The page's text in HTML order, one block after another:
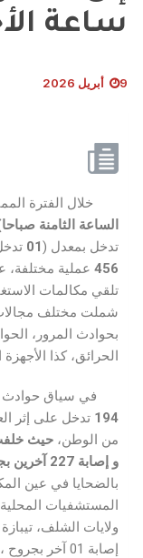
ساعة
9 أبريل 2026
خلال الفترة
الساعة الثامنة
تدخل بمعدل (01
456 عملية مختلفة،
تلقي مكالمات
شملت مختلف مجالات
بحوادث المرور،
الحرائق، كذا الأجهزة
في سياق حوادث
194 تدخل على إثر
من الوطن،
و إصابة 227 آخرين بجروح مختلفة
بالضحايا في عين
المستشفيات
ولايات الشلف،
إصابة 01 آخر